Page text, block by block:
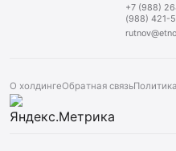
+7 (988)
(988) 421-
О холдингеОбратная связь